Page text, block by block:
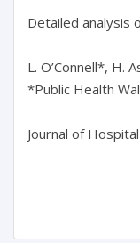
Detailed analysis
L. O’Connell*, H.
*Public Health
Journal of